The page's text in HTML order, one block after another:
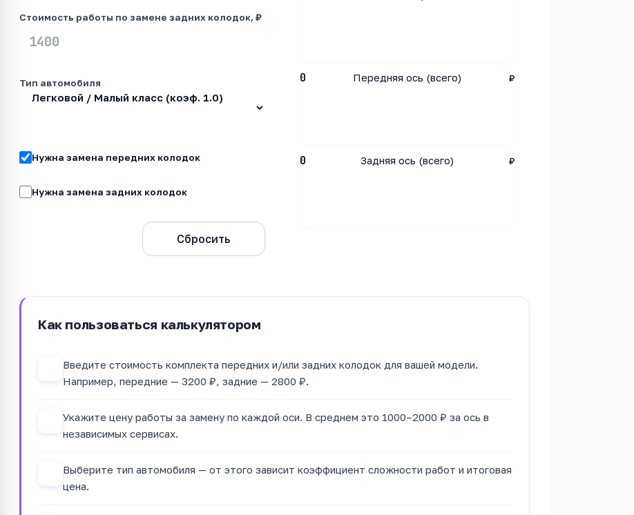
Стоимость работы по замене задних колодок, ₽
Тип автомобиля
Нужна замена передних колодок
Нужна замена задних колодок
Сбросить
0 Передняя ось (всего) ₽
0 Задняя ось (всего) ₽
Как пользоваться калькулятором
Введите стоимость комплекта передних и/или задних колодок для вашей модели.
Например, передние — 3200 ₽, задние — 2800 ₽.
Укажите цену работы за замену по каждой оси. В среднем это 1000–2000 ₽ за ось в
независимых сервисах.
Выберите тип автомобиля — от этого зависит коэффициент сложности работ и итоговая
цена.